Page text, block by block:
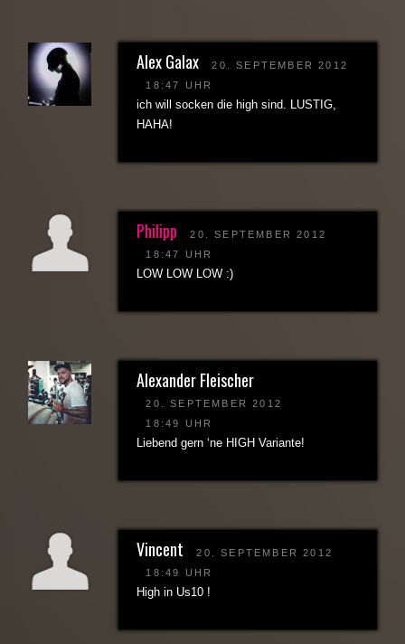
Alex Galax
20. SEPTEMBER 2012
18:47 UHR
ich will socken die high sind. LUSTIG,
HAHA!
Philipp
20. SEPTEMBER 2012
18:47 UHR
LOW LOW LOW :)
Alexander Fleischer
20. SEPTEMBER 2012
18:49 UHR
Liebend gern ‘ne HIGH Variante!
Vincent
20. SEPTEMBER 2012
18:49 UHR
High in Us10 !